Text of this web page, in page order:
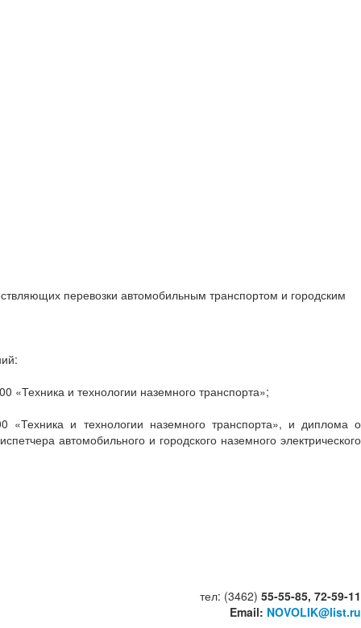
перевозки автомобильным транспортом и городским
«Техника и технологии наземного транспорта»;
и технологии наземного транспорта», и диплома о
автомобильного и городского наземного электрического
тел: (3462) 55-55-85, 72-59-11
Email: NOVOLIK@list.ru